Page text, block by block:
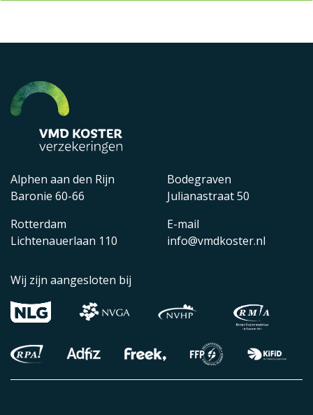
Alphen aan den Rijn
Baronie 60-66
Rotterdam
Lichtenauerlaan 110
Bodegraven
Julianastraat 50
E-mail
info@vmdkoster.nl
Wij zijn aangesloten bij